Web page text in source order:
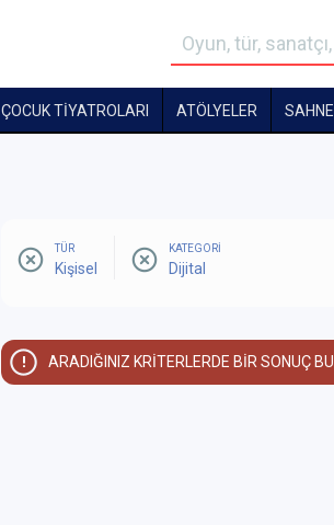
ÇOCUK TIYATROLARI ATÖLYELER
TÜR
Kişisel
KATEGORİ
Dijital
ARADIĞINIZ KRİTERLERDE BİR SONUÇ